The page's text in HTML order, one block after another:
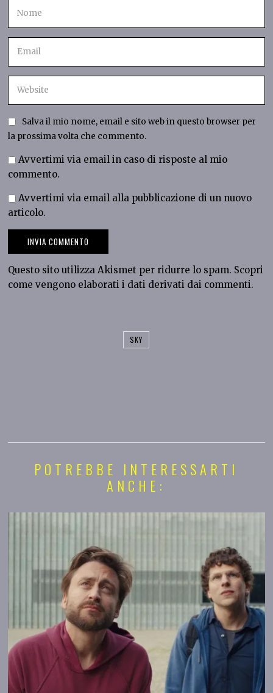
Salva il mio nome, email e sito web in questo browser per
la prossima volta che commento.
Avvertimi via email in caso di risposte al mio
commento.
Avvertimi via email alla pubblicazione di un nuovo
articolo.
Questo sito utilizza Akismet per ridurre lo spam. Scopri
come vengono elaborati i dati derivati dai commenti.
SKY
POTREBBE INTERESSARTI
ANCHE: